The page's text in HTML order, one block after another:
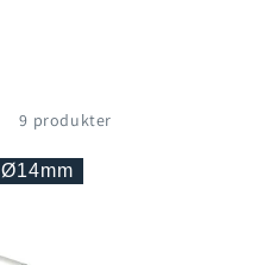
9 produkter
Ø14mm